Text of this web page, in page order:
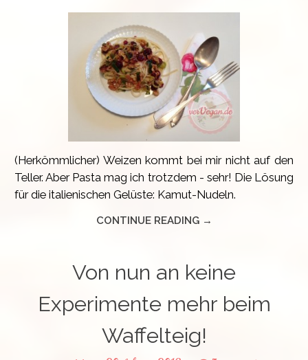
(Herkömmlicher) Weizen kommt bei mir nicht auf den
Teller. Aber Pasta mag ich trotzdem - sehr! Die Lösung
für die italienischen Gelüste: Kamut-Nudeln.
CONTINUE READING →
Von nun an keine
Experimente mehr beim
Waffelteig!